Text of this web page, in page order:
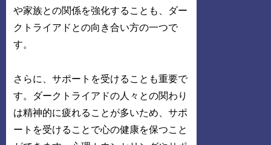
や家族との関係を強化することも、ダー
クトライアドとの向き合い方の一つで
す。
さらに、サポートを受けることも重要で
す。ダークトライアドの人々との関わり
は精神的に疲れることが多いため、サポ
ートを受けることで心の健康を保つこと